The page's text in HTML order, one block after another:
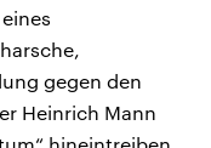
gegen den
Heinrich Mann